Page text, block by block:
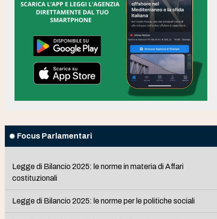
Focus Parlamentari
Legge di Bilancio 2025: le norme in materia di Affari
costituzionali
Legge di Bilancio 2025: le norme per le politiche sociali